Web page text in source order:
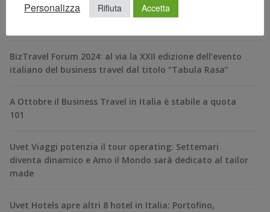
BizTravel Forum 2024: al via la XXII edizione dell’evento
italiano del business travel dal titolo “Tabula Rasa”
A Ottobre il Business Travel in Italia è stabile a quota
101
Uvet Viaggi potenzia il tour operating: Settemari
diventa dinamico e Amo il Mondo sarà dedicato al tailor
made
Uvet Hotels apre altri 8 hotel in Italia: Portofino,
Personalizza Rifiuta Accetta